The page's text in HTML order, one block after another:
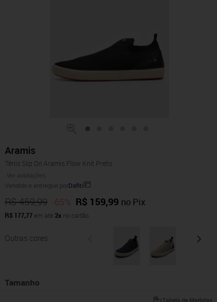
Aramis
Tênis Slip On Aramis Flow Knit Preto
Ver avaliações
Vendido e entregue porDafiti
R$ 459,99 -65% R$ 159,99 no Pix
R$ 177,77 em até 2x no cartão
Outras cores
Tamanho
Tabela de Medidas